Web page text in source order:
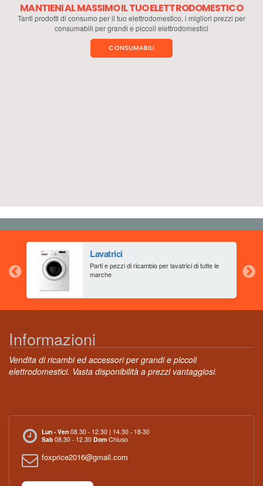
MANTIENI AL MASSIMO IL TUO ELETTRODOMESTICO
Tanti prodotti di consumo per il tuo elettrodomestico, i migliori prezzi per
consumabili per grandi e piccoli elettrodomestici
CONSUMABILI
Lavatrici
Parti e pezzi di ricambio per lavatrici di tutte le
marche
Informazioni
Vendita di ricambi ed accessori per grandi e piccoli
elettrodomestici. Vasta disponibilità a prezzi vantaggiosi.
Lun - Ven 08.30 - 12.30 | 14.30 - 18-30
Sab 08.30 - 12.30 Dom Chiuso
foxprice2016@gmail.com